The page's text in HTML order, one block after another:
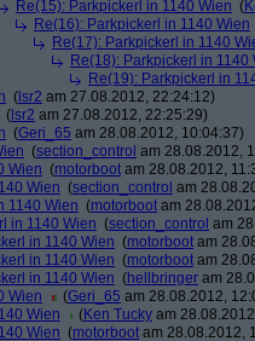
Re(15): Parkpickerl in 1140 Wien (
Re(16): Parkpickerl in 1140 Wien
Re(17): Parkpickerl in 1140
Re(18): Parkpickerl in 1140
Re(19): Parkpickerl in
( lsr2 am 27.08.2012, 22:24:12)
( lsr2 am 27.08.2012, 22:25:29)
(Geri_65 am 28.08.2012, 10:04:37)
(section_control am 28.08.2012,
Wien (motorboot am 28.08.2012,
Wien (section_control am
1140 Wien (motorboot am
in 1140 Wien (section_control am
in 1140 Wien (motorboot am
in 1140 Wien (motorboot am
in 1140 Wien (hellbringer am
Wien
(Geri_65 am 28.08.2012,
Wien
(Ken Tucky am
Wien (motorboot am 28.08.2012,